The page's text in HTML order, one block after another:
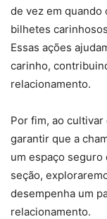
de vez em quando
bilhetes
Essas ações
carinho,
relacionamento.
Por fim, ao
garantir que a
um espaço seguro
seção,
desempenha um
relacionamento.